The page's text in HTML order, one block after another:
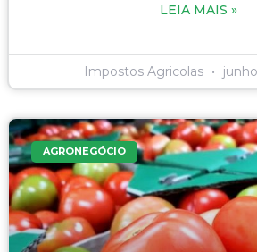
LEIA MAIS »
Impostos Agricolas
AGRONEGÓCIO